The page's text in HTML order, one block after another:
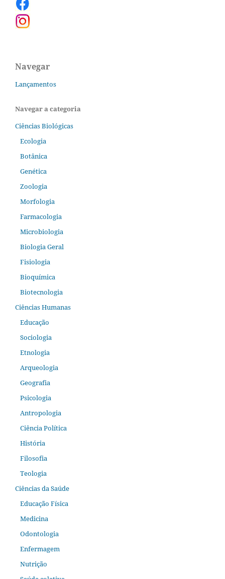
Navegar
Lançamentos
Navegar a categoria
Ciências Biológicas
Ecologia
Botânica
Genética
Zoologia
Morfologia
Farmacologia
Microbiologia
Biologia Geral
Fisiologia
Bioquímica
Biotecnologia
Ciências Humanas
Educação
Sociologia
Etnologia
Arqueologia
Geografia
Psicologia
Antropologia
Ciência Política
História
Filosofia
Teologia
Ciências da Saúde
Educação Física
Medicina
Odontologia
Enfermagem
Nutrição